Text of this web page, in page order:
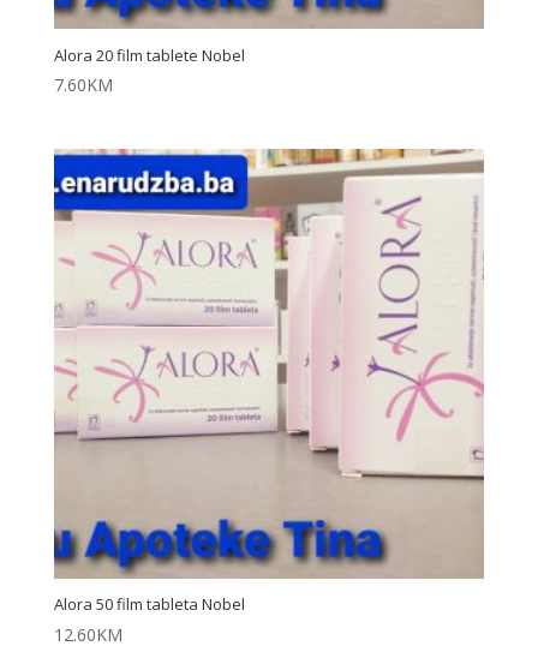
Alora 20 film tablete Nobel
7.60KM
Alora 50 film tableta Nobel
12.60KM